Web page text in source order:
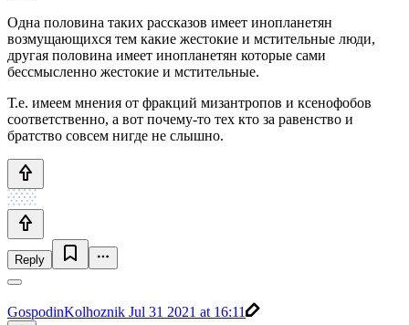
Одна половина таких рассказов имеет инопланетян
возмущающихся тем какие жестокие и мстительные люди,
другая половина имеет инопланетян которые сами
бессмысленно жестокие и мстительные.
Т.е. имеем мнения от фракций мизантропов и ксенофобов
соответственно, а вот почему-то тех кто за равенство и
братство совсем нигде не слышно.
Reply
GospodinKolhoznik Jul 31 2021 at 16:11